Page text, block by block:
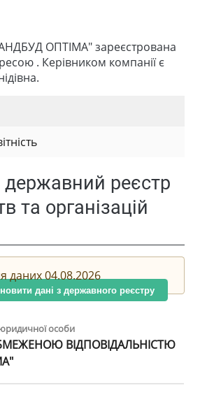
ОПТІМА" зареєстрована
. Керівником компанії є
реєстр
та організацій
даних 04.08.2026
дані з державного реєстру
особи
ВІДПОВІДАЛЬНІСТЮ